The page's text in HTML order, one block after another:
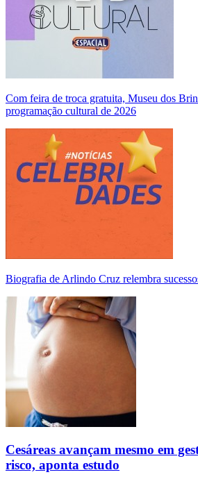
Com feira de troca gratuita, Museu dos
programação cultural de 2026
Biografia de Arlindo Cruz relembra
Cesáreas avançam mesmo em
risco, aponta estudo